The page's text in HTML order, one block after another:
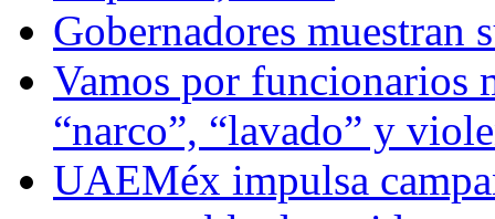
Gobernadores muestran
Vamos por funcionarios
“narco”, “lavado” y
UAEMéx impulsa